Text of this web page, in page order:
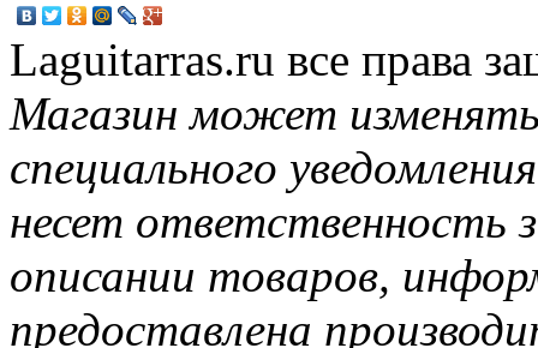
Laguitarras.ru все права
Магазин может
специального
несет ответственность
описании товаров,
предоставлена